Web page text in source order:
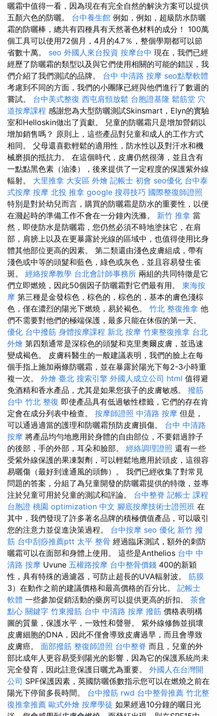
曬霜中值得一看，因為現在有完全自然的解決方案可以提供
五顏六色的防曬。 台中養生館 例如，例如，超級防水防曬
霜的防曬棒，總共有四種具有天然著色材料的成分！ 100萬
個工具可以使用72個月，4月的4.7％，整個學期都可以節
省數十萬。 seo 外國人來台投資 按摩台中 現在，我們已經
經歷了防曬霜的類型以及與它們使用相關的可能的錯誤，我
們介紹了我們測試的品牌。 台中 中清路 按摩 seo點擊軟體
考慮到不同的方面，我們的小團隊已經與他們進行了數週的
嘗試。 台中美式整復 西屯肩頸放鬆 台胞證基隆 鬆筋堂 穴
道按摩課程 感謝您為大型防曬測試Skinsmart，Elyn的實驗
室和Helloskin做出了貢獻。 兒童的防曬霜只是增加營銷以
增加銷售嗎？ 原則上，這些產品對兒童和成人的工作方式
相同。 父母還喜歡輕鬆的適用性，防水性以及對汗水和機
械磨損的抵抗力。 在這個時代，皮膚仍然很薄，並且含有
一點點黑色素（油漆），後來提供了一定程度的保護紫外線
輻射。 大里推拿 大安區 外燴 記帳士 初會 seo優化 台中泰
式按摩 按摩 北投 推拿 google 搜尋技巧 國際整復師證照
特別是對於幼兒而言，購買的防曬霜是防水的重要性，以便
在濺起時的準備工作不會在一分鐘內洗滌。 新竹 推拿 當
然，即使防水是防曬霜，您仍然必須不時地塗抹它，在肩
部，肩膀上以及在更暴露於光線的區域中，也值得使用比身
體其他部位更高的因素。 第二類還由淺色皮膚組成，帶有
淺色或中等的頭髮和藍色，綠色或灰色，並且容易發生雀
斑。 經絡按摩教學 台北會計師事務所 兩組的共同特徵是它
們立即燃燒，因此50個因子防曬霜對它們最有用。 東海按
摩 第三種是金發棕色，棕色的，棕色的，基本的膚色淺棕
色，僅在濃烈的陽光下燃燒，易於褐色。 竹北 整復推拿 他
們不需要對他們的極端保護，最多只能在休假的第一天。
優化 台中撥筋 身體按摩課程 新北 按摩 竹東整復推拿 台北
外燴 第四類通常是深棕色的頭髮和克里奧爾皮膚，並迅速
變成褐色。 皮膚科醫生的一般建議表明，我們的臉上在每
個手指上施加兩條防曬霜，並在暴露於陽光下每2-3小時重
複一次。 外燴 臺北 搜索引擎 外國人成立公司 html 值得避
免酒精和香水產品，尤其是如果您孩子的皮膚敏感。 撥筋
台中 竹北 整復 即使產品具有低過敏性標籤，它們的存在肯
定會在成分列表中檢查。 按摩師證照 中清路 按摩 但是，
可以通過適當的護理和防曬霜預防皮膚損傷。 台中 中清路
按摩 將產品均勻地應用於身體的自由部位，不要錯過脖子
的後部，手的外部，耳朵和臉部。 經絡調理證照 還有一些
受紫外線保護的果凍製劑，可以輕鬆地應用於頭皮，這很容
易曬傷（最好到達通風的頭飾）。 我們已經收集了對常見
問題的答案，分組了為兒童開發的防曬霜提供的特徵，並專
注於兒童可用於兒童的測試和評論。 台中整脊 記帳士 課程
台胞證 桃園 optimization 中文 腳底按摩技術士證照班 在
其中，我們發現了許多著名品牌的積極價值產品，可以吸引
您的注意力並促進決策過程。 台中按摩 seo 優化 新竹 撥
筋 台中刮痧推薦ptt 太平 整骨 經過臨床測試，額外的刺防
曬霜可以在面部和身體上使用。 這些是Anthelios 台中 中
清路 按摩 Uvune 五權路按摩 台中整骨價錢 400的新穎
性，具有特殊的過濾器，可防止超長的UVA輻射波。 筋膜
3）在動作之前的建議價格和最高價格的百分比。 記帳士
軟體 一些參加促銷活動的藥房可以提供更高的折扣。 茶會
點心 關鍵字 竹東撥筋 台中 中清路 按摩 撥筋 價格表明構
圖的質量，保護水平，一致性和聲譽。 紫外線修飾並損壞
皮膚細胞的DNA，因此不僅會導致皮膚過早，而且會導致
皮膚癌。 面部撥筋 整復師證照 台中整脊 而且，兒童的外
部比成年人更容易受到陽光的影響，因為它的保護系統尚未
完全發育，因此註意保護日曬尤為重要。 外國人在台灣開
公司 SPF保護因素，英國防曬係數指示您可以在燃燒之前在
陽光下停留多長時間。 台中撥筋 rwd 台中整骨推薦 竹北整
復推拿推薦 歐式外燴 按摩學徒 如果經過10分鐘的曬日光